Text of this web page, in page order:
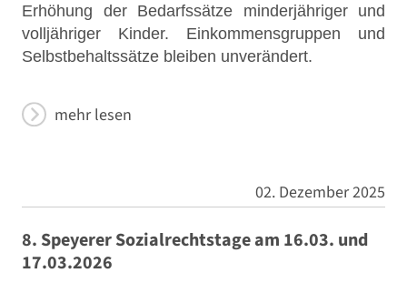
Erhöhung der Bedarfssätze minderjähriger und
volljähriger Kinder. Einkommensgruppen und
Selbstbehaltssätze bleiben unverändert.
mehr lesen
02. Dezember 2025
8. Speyerer Sozialrechtstage am 16.03. und
17.03.2026